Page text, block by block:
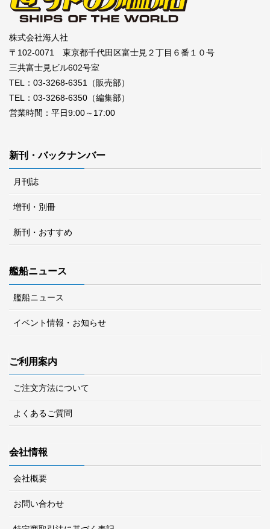
株式会社海人社
〒102-0071 東京都千代田区富士見２丁目６番１０号
三共富士見ビル602号室
TEL：03-3268-6351（販売部）
TEL：03-3268-6350（編集部）
営業時間：平日9:00～17:00
新刊・バックナンバー
月刊誌
増刊・別冊
新刊・おすすめ
艦船ニュース
艦船ニュース
イベント情報・お知らせ
ご利用案内
ご注文方法について
よくあるご質問
会社情報
会社概要
お問い合わせ